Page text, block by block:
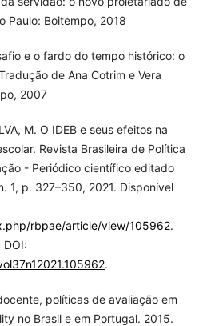
Paulo: Boitempo, 2018
e o fardo do tempo histórico: o
de Ana Cotrim e Vera
2007
M. O IDEB e seus efeitos na
Revista Brasileira de Política
- Periódico científico editado
1, p. 327–350, 2021. Disponível
rbpae/article/view/105962.
DOI:
.
políticas de avaliação em
no Brasil e em Portugal. 2015.